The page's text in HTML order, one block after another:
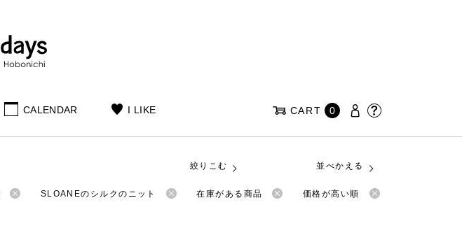
CALENDAR I LIKE CART 0
絞りこむ 並べかえる
SLOANEのシルクのニット 在庫がある商品 価格が高い順